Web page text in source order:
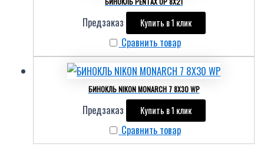
Предзаказ Купить в 1 клик
Сравнить товар
БИНОКЛЬ NIKON MONARCH 7 8X30 WP
Предзаказ Купить в 1 клик
Сравнить товар